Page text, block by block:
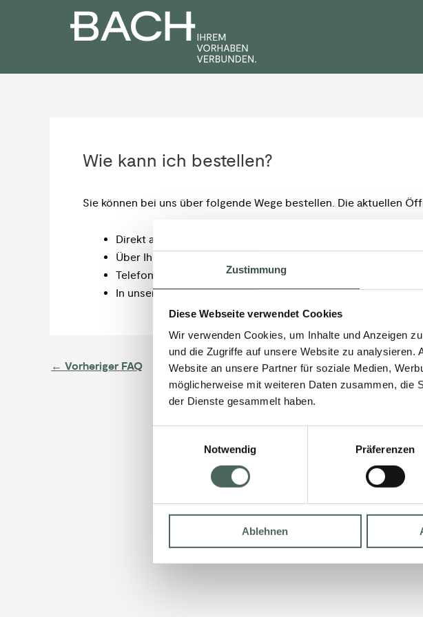
Zustimmung
Diese Webseite verwendet Cookies
Wir verwenden Cookies, um Inhalte und Anzeigen
und die Zugriffe auf unsere Website zu
Website an unsere Partner für soziale Medien,
möglicherweise mit weiteren Daten zusammen, die
der Dienste gesammelt haben.
Notwendig
Präferenzen
Ablehnen
Wie kann ich bestellen?
Sie können bei uns über folgende Wege bestellen. Die aktuellen
Direkt am Standort
Über Ihren zuständigen Außendienst
Telefonisch oder digital über unseren Innendienst
In unserem Shop (nur für Gewerbekunden)
navigation
← Vorheriger FAQ